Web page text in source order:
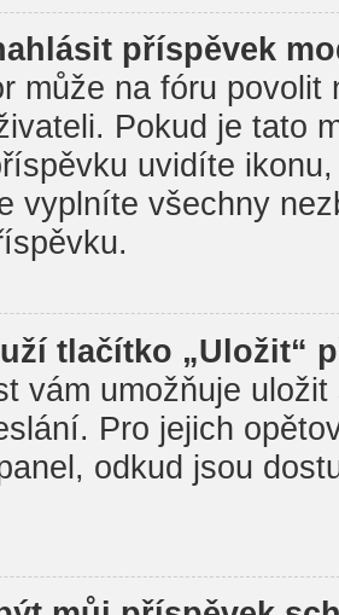
příspěvek
může na fóru povolit
Pokud je tato
uvidíte
vyplníte všechny
tlačítko „Uložit“
vám umožňuje
Pro jejich
odkud jsou